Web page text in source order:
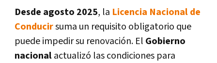
Desde agosto 2025, la Licencia Nacional de
Conducirsuma un requisito obligatorio que
puede impedir su renovación. El Gobierno
nacionalactualizó las condiciones para